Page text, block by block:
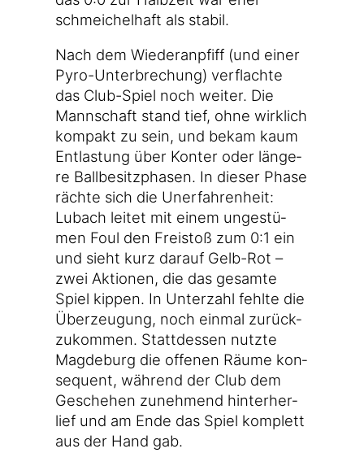
schmei­chel­haft als stabil.
Nach dem Wie­der­an­pfiff (und einer
Pyro-Unterbrechung) ver­flach­te
das Club-Spiel noch wei­ter. Die
Mann­schaft stand tief, ohne wirk­lich
kom­pakt zu sein, und bekam kaum
Ent­las­tung über Kon­ter oder län­ge­
re Ball­be­sitz­pha­sen. In die­ser Pha­se
räch­te sich die Uner­fah­ren­heit:
Lubach lei­tet mit einem unge­stü­
men Foul den Frei­stoß zum 0:1 ein
und sieht kurz dar­auf Gelb-Rot –
zwei Aktio­nen, die das gesam­te
Spiel kip­pen. In Unter­zahl fehl­te die
Über­zeu­gung, noch ein­mal zurück­
zu­kom­men. Statt­des­sen nutz­te
Mag­de­burg die offe­nen Räu­me kon­
se­quent, wäh­rend der Club dem
Gesche­hen zuneh­mend hin­ter­her­
lief und am Ende das Spiel kom­plett
aus der Hand gab.